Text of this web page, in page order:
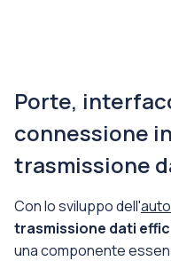
Porte,
connessione
trasmissione
Con lo sviluppo dell'
trasmissione dati
una componente